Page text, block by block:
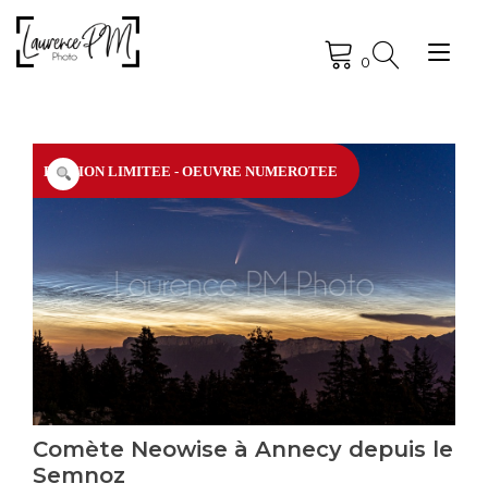
content
0
EDITION LIMITEE - OEUVRE NUMEROTEE
Comète Neowise à Annecy depuis le
Semnoz